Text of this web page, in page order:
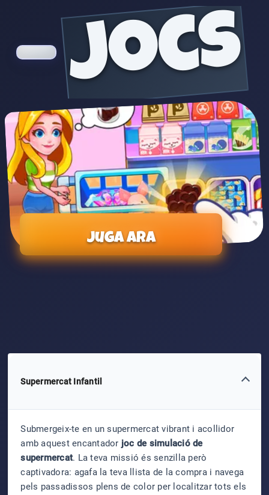
jocs
Juga ara
Supermercat Infantil
Submergeix-te en un supermercat vibrant i acollidor
amb aquest encantador joc de simulació de
supermercat. La teva missió és senzilla però
captivadora: agafa la teva llista de la compra i navega
pels passadissos plens de color per localitzar tots els